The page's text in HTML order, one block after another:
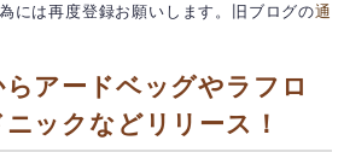
には再度登録お願いします。旧ブログの通
アードベッグやラフロ
ックなどリリース！